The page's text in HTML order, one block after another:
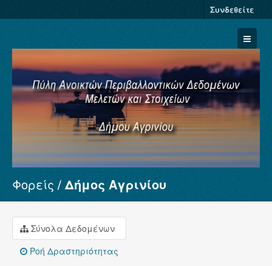
Συνδεθείτε
Σύνολα Δεδομένων
Φορείς
Ομάδες
Σχετικά
Φορείς Δήμος Αγρινίου
Σύνολα Δεδομένων
Ροή Δραστηριότητας